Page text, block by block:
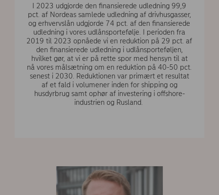
I 2023 udgjorde den finansierede udledning 99,9
pct. af Nordeas samlede udledning af drivhusgasser,
og erhvervslån udgjorde 74 pct. af den finansierede
udledning i vores udlånsportefølje. I perioden fra
2019 til 2023 opnåede vi en reduktion på 29 pct. af
den finansierede udledning i udlånsporteføljen,
hvilket gør, at vi er på rette spor med hensyn til at
nå vores målsætning om en reduktion på 40-50 pct.
senest i 2030. Reduktionen var primært et resultat
af et fald i volumener inden for shipping og
husdyrbrug samt ophør af investering i offshore-
industrien og Rusland.